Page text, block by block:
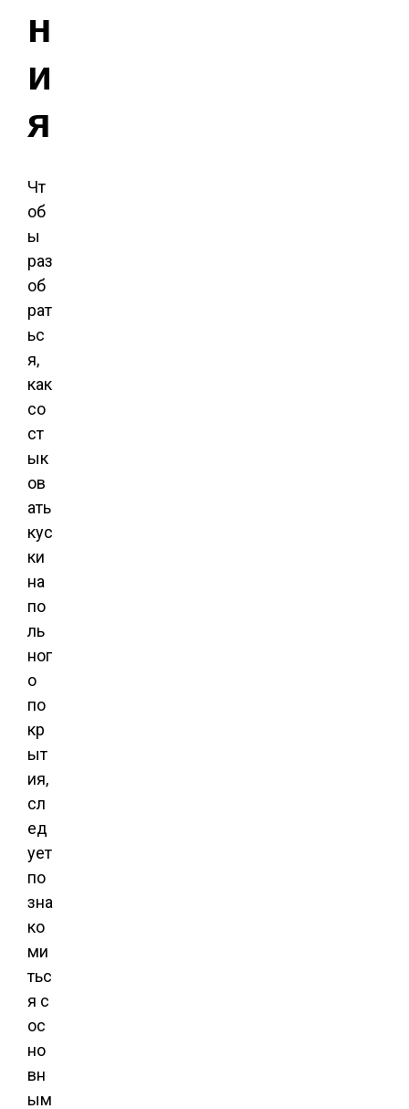
н
и
я
Чт
об
ы
раз
об
рат
ьс
я,
как
со
ст
ык
ов
ать
кус
ки
на
по
ль
ног
о
по
кр
ыт
ия,
сл
ед
ует
по
зна
ко
ми
тьс
я с
ос
но
вн
ым